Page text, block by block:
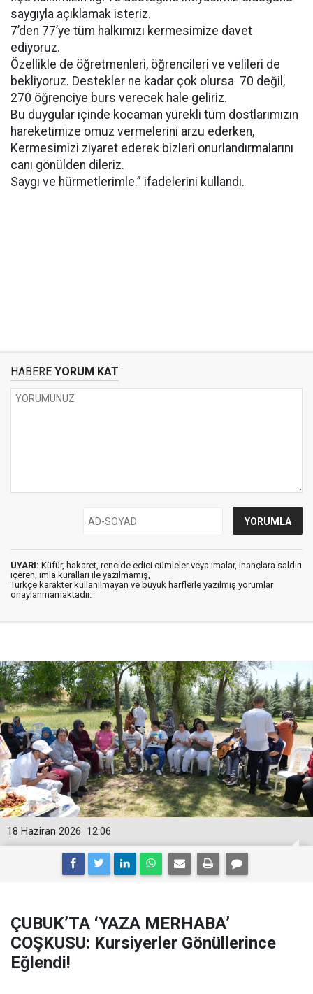
saygıyla açıklamak isteriz.
7’den 77’ye tüm halkımızı kermesimize davet
ediyoruz.
Özellikle de öğretmenleri, öğrencileri ve velileri de
bekliyoruz. Destekler ne kadar çok olursa 70 değil,
270 öğrenciye burs verecek hale geliriz.
Bu duygular içinde kocaman yürekli tüm dostlarımızın
hareketimize omuz vermelerini arzu ederken,
Kermesimizi ziyaret ederek bizleri onurlandırmalarını
canı gönülden dileriz.
Saygı ve hürmetlerimle.” ifadelerini kullandı.
HABERE YORUM KAT
UYARI: Küfür, hakaret, rencide edici cümleler veya imalar, inançlara saldırı
içeren, imla kuralları ile yazılmamış,
Türkçe karakter kullanılmayan ve büyük harflerle yazılmış yorumlar
onaylanmamaktadır.
12:06
18 Haziran 2026
ÇUBUK’TA ‘YAZA MERHABA’
COŞKUSU: Kursiyerler Gönüllerince
Eğlendi!